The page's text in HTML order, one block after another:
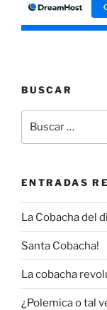
BUSCAR
por:
ENTRADAS
La Cobacha del
Santa Cobacha!
La cobacha
¿Polemica o tal